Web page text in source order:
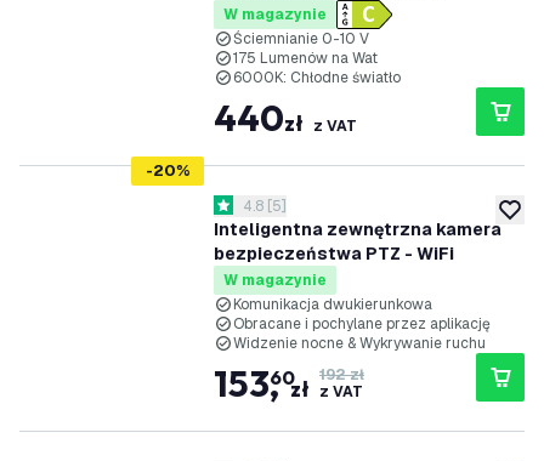
Możliwość ściemniania - Chipy
Lumileds - Oświetlenie
magazynowe - 5 lat gwarancji
W magazynie
Ściemnianie 0-10 V
175 Lumenów na Wat
6000K: Chłodne światło
440zł z VAT
dodaj
-20%
Inteligentna zewnętrzna kamera
bezpieczeństwa PTZ - WiFi
otwórz panel recenzji
4.8 Gwiazdki oceny
4.8 [5]
W magazynie
Komunikacja dwukierunkowa
Obracane i pochylane przez aplikację
Widzenie nocne & Wykrywanie ruchu
153,
60zł 192 zł
z VAT